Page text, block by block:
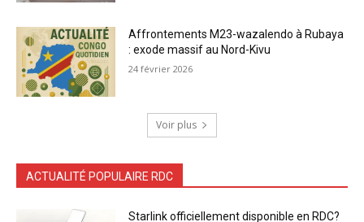
Affrontements M23-wazalendo à Rubaya
: exode massif au Nord-Kivu
24 février 2026
Voir plus
ACTUALITÉ POPULAIRE RDC
Starlink officiellement disponible en RDC?